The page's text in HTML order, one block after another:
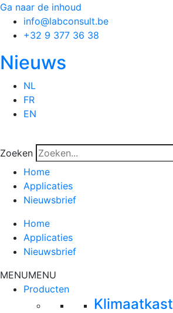
Ga naar de inhoud
info@labconsult.be
+32 9 377 36 38
Nieuws
NL
FR
EN
Zoeken
Home
Applicaties
Nieuwsbrief
Home
Applicaties
Nieuwsbrief
MENUMENU
Producten